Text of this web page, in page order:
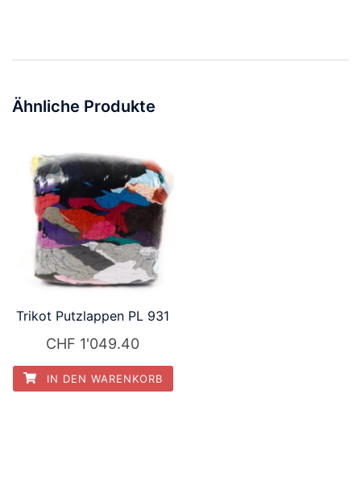
Ähnliche Produkte
Trikot Putzlappen PL 931
CHF 1'049.40
IN DEN WARENKORB